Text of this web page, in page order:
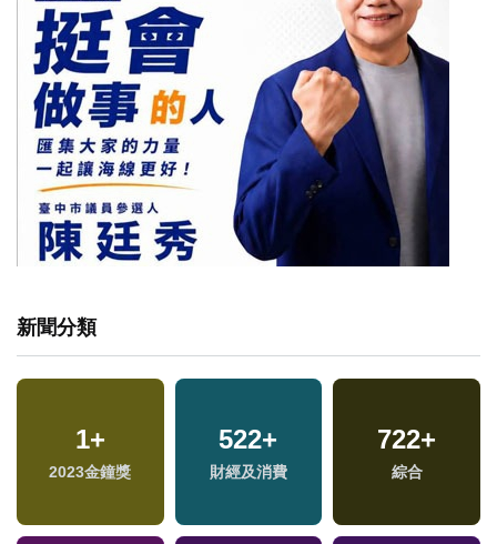
新聞分類
1+
2023金鐘獎
522+
財經及消費
722+
綜合